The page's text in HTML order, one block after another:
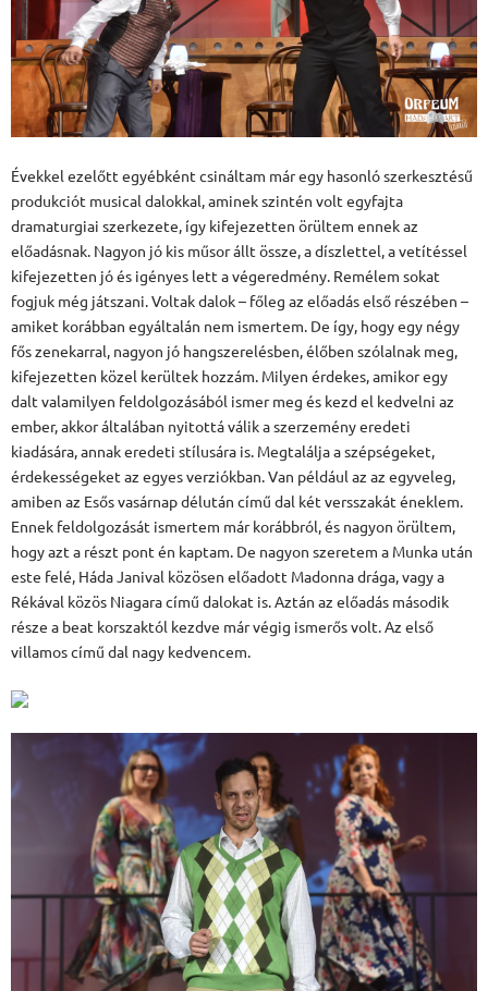
Évekkel ezelőtt egyébként csináltam már egy hasonló szerkesztésű
produkciót musical dalokkal, aminek szintén volt egyfajta
dramaturgiai szerkezete, így kifejezetten örültem ennek az
előadásnak. Nagyon jó kis műsor állt össze, a díszlettel, a vetítéssel
kifejezetten jó és igényes lett a végeredmény. Remélem sokat
fogjuk még játszani. Voltak dalok – főleg az előadás első részében –
amiket korábban egyáltalán nem ismertem. De így, hogy egy négy
fős zenekarral, nagyon jó hangszerelésben, élőben szólalnak meg,
kifejezetten közel kerültek hozzám. Milyen érdekes, amikor egy
dalt valamilyen feldolgozásából ismer meg és kezd el kedvelni az
ember, akkor általában nyitottá válik a szerzemény eredeti
kiadására, annak eredeti stílusára is. Megtalálja a szépségeket,
érdekességeket az egyes verziókban. Van például az az egyveleg,
amiben az Esős vasárnap délután című dal két versszakát éneklem.
Ennek feldolgozását ismertem már korábbról, és nagyon örültem,
hogy azt a részt pont én kaptam. De nagyon szeretem a Munka után
este felé, Háda Janival közösen előadott Madonna drága, vagy a
Rékával közös Niagara című dalokat is. Aztán az előadás második
része a beat korszaktól kezdve már végig ismerős volt. Az első
villamos című dal nagy kedvencem.